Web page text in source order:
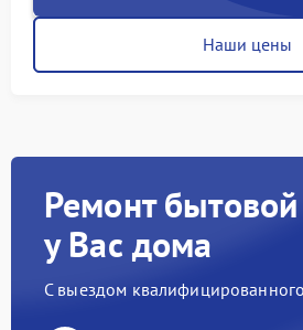
Наши цены
Ремонт
у Вас дома
С выездом